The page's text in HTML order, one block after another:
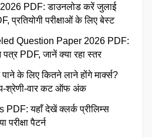
PDF: डाउनलोड करें जुलाई
परीक्षाओं के लिए बेस्ट
Question Paper 2026 PDF:
PDF, जानें क्या रहा स्तर
के लिए कितने लाने होंगे मार्क्स?
श्रेणी-वार कट ऑफ अंक
यहाँ देखें क्लर्क प्रीलिम्स
पैटर्न